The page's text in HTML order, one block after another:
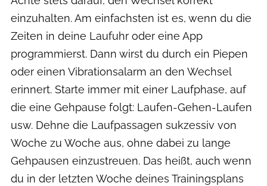
einzuhalten. Am einfachsten ist es, wenn du die
Zeiten in deine Laufuhr oder eine App
programmierst. Dann wirst du durch ein Piepen
oder einen Vibrationsalarm an den Wechsel
erinnert. Starte immer mit einer Laufphase, auf
die eine Gehpause folgt: Laufen-Gehen-Laufen
usw. Dehne die Laufpassagen sukzessiv von
Woche zu Woche aus, ohne dabei zu lange
Gehpausen einzustreuen. Das heißt, auch wenn
du in der letzten Woche deines Trainingsplans